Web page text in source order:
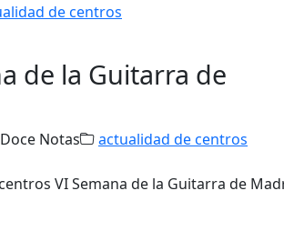
de centros
de la Guitarra de
Doce Notas actualidad de centros